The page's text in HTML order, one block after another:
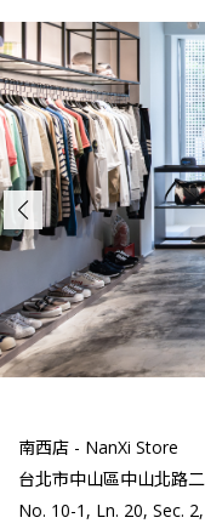
南西店 - NanXi Store
台北市中山區中山北路
No. 10-1, Ln. 20, Sec.